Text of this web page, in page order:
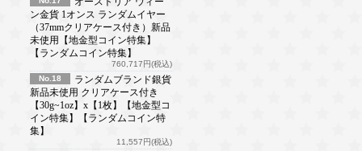
ン金貨 1オンス ランダムイヤー
（37mmクリアケース付き）新品
未使用【地金型コイン特集】
【ランダムコイン特集】
760,717円(税込)
No.18
ランダムブランド銀貨
新品未使用 クリアケース付き
【30g~1oz】x【1枚】【地金型コ
イン特集】【ランダムコイン特
集】
11,557円(税込)